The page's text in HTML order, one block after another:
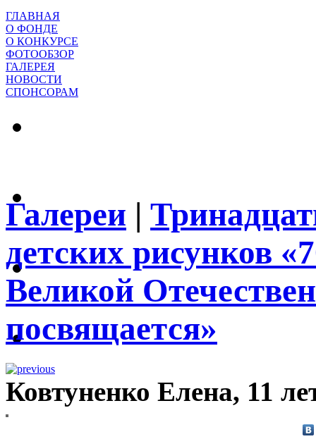
ГЛАВНАЯ
О ФОНДЕ
О КОНКУРСЕ
ФОТООБЗОР
ГАЛЕРЕЯ
НОВОСТИ
СПОНСОРАМ
Галереи |
детских рисунков
Великой
посвящается»
Ковтуненко Елена, 11